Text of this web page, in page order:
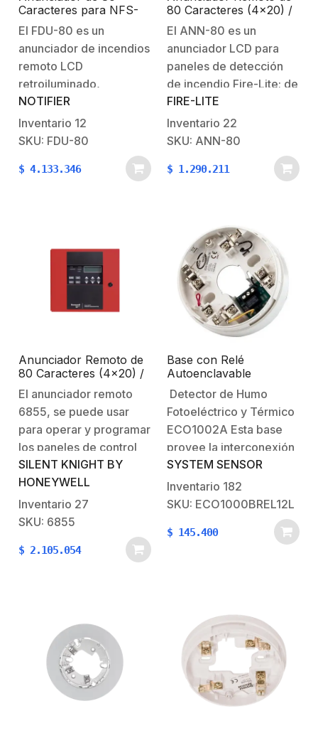
Caracteres para NFS-
320 y NFS2-640
El FDU-80 es un
anunciador de incendios
remoto LCD
retroiluminado,
compacto, rentable, de
80 caracteres para usar
con los paneles de
control de alarma contra
incendios (FACP)
muestra información
completa sobre…
NOTIFIER
Inventario 12
SKU: FDU-80
$ 4.133.346
80 Caracteres (4×20) /
Botones de
Reconocimiento,
Silenciar, Reinicio y
Evacuar / Leds de
Estatus / Compatible
con Paneles
Direccionables Fire-Lite
El ANN-80 es un
anunciador LCD para
paneles de detección
de incendio Fire-Lite; de
80 caracteres,
compacto y con
iluminación, que replica
Proporciona indicadores
energía CA, alarma,
problema, supervisión y
alarma silenciada. El
ANN-80…
FIRE-LITE
Inventario 22
SKU: ANN-80
$ 1.290.211
Anunciador Remoto de
80 Caracteres (4×20) /
Botones de
Reconocimiento,
Silenciar, Reset y
Simulacro / Leds de
Estatus / Compatible
con Paneles
Direccionables Silent
Knight
El anunciador remoto
6855, se puede usar
para operar y programar
los paneles de control
de alarma contra
incendios (FACP) de
Honeywell Silent Knight
desde cualquier lugar
Proporciona una manera
viene en…
SILENT KNIGHT BY
HONEYWELL
Inventario 27
SKU: 6855
$ 2.105.054
Base con Relé
Autoenclavable
(Latching) para
Detectores
Convencionales
ECO1000 / 12 VCD / 1A
Relevador / Cubierta en
ABS
Detector de Humo
Fotoeléctrico y Térmico
ECO1002A Esta base
provee la interconexión
entre los sensores
ECO1000 y los paneles
de seguridad en 12V,
contacto externo para
bajo una condición…
SYSTEM SENSOR
Inventario 182
SKU: ECO1000BREL12L
$ 145.400